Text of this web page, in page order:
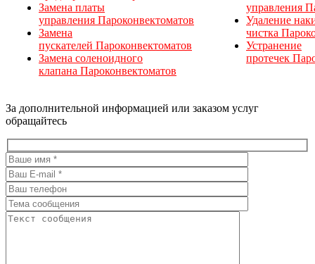
Замена платы
управления Пароконвектоматов
Замена
пускателей Пароконвектоматов
Замена соленоидного
клапана Пароконвектоматов
управления
Удаление
чистка
Устранение
протечек
За дополнительной информацией или заказом услуг
обращайтесь